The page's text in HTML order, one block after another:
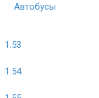
Автобусы
1.53
1.54